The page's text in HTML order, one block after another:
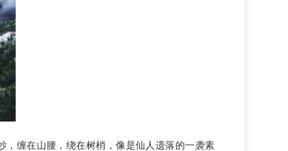
缠在山腰，绕在树梢，像是仙人遗落的一袭素